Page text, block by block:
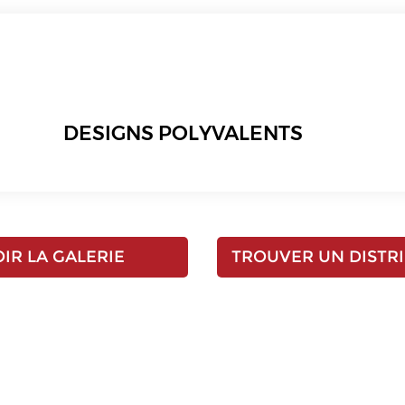
DESIGNS POLYVALENTS
LA GALERIE TROUVER UN